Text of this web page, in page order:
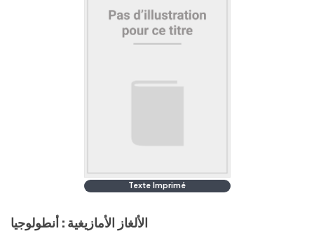
Texte Imprimé
الألغاز الأمازيغية : أنطولوجيا